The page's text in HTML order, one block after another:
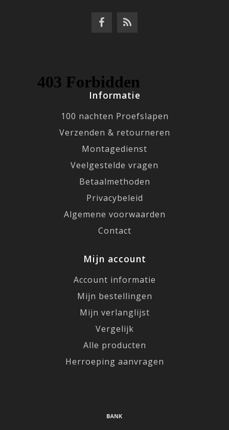
Informatie
100 nachten Proefslapen
Verzenden & retourneren
Montagedienst
Veelgestelde vragen
Betaalmethoden
Privacybeleid
Algemene voorwaarden
Contact
Mijn account
Account informatie
Mijn bestellingen
Mijn verlanglijst
Vergelijk
Alle producten
Herroeping aanvragen